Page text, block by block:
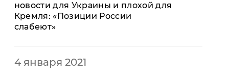
новости для Украины и плохой для
Кремля: «Позиции России
слабеют»
4 января 2021